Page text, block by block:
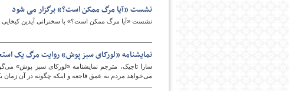
نشست «آیا مرگ ممکن است؟» برگزار می شود
نشست «آیا مرگ ممکن است؟» با سخنرانی آیدین کیخایی
نمایشنامه «لورکای سبز پوش» روایت مرگ یک
سارا تاجیک، مترجم نمایشنامه «لورکای سبز پوش»
می‌خواهد مردم به عمق فاجعه و اینکه چگونه در آن زمان